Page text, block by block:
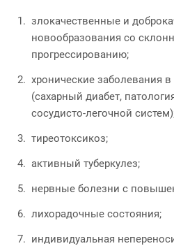
злокачественные и
новообразования со
прогрессированию;
хронические заболевания
(сахарный диабет,
сосудисто-легочной
тиреотоксикоз;
активный туберкулез;
нервные болезни с
лихорадочные состояния;
индивидуальная